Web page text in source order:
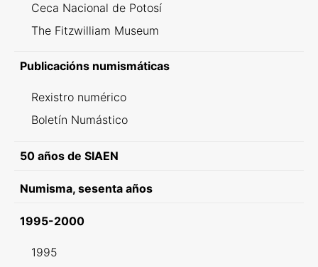
Ceca Nacional de Potosí
The Fitzwilliam Museum
Publicacións numismáticas
Rexistro numérico
Boletín Numástico
50 años de SIAEN
Numisma, sesenta años
1995-2000
1995